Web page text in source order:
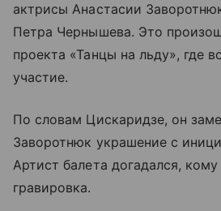
актрисы Анастасии
Петра Чернышева. Это
проекта «Танцы на льду», где
участие.
По словам Цискаридзе, он
Заворотнюк украшение с
Артист балета догадался,
гравировка.